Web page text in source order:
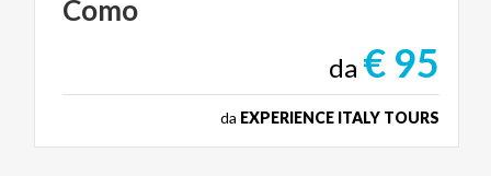
Como
da € 95
da EXPERIENCE ITALY TOURS